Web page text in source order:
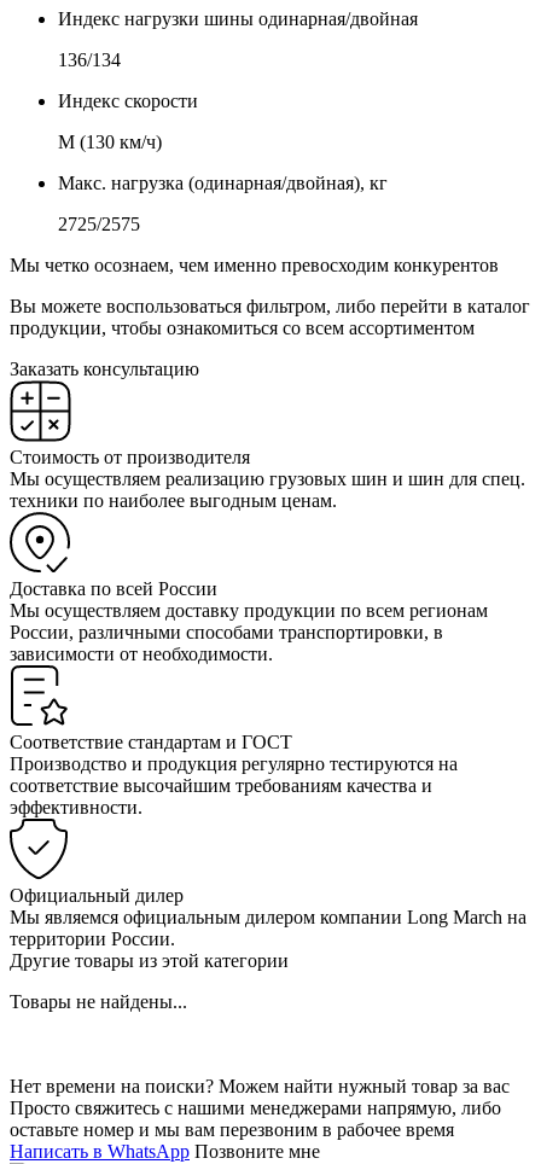
Индекс нагрузки шины одинарная/двойная
136/134
Индекс скорости
М (130 км/ч)
Макс. нагрузка (одинарная/двойная), кг
2725/2575
Мы четко осознаем, чем именно превосходим конкурентов
Вы можете воспользоваться фильтром, либо перейти в каталог
продукции, чтобы ознакомиться со всем ассортиментом
Заказать консультацию
Стоимость от производителя
Мы осуществляем реализацию грузовых шин и шин для спец.
техники по наиболее выгодным ценам.
Доставка по всей России
Мы осуществляем доставку продукции по всем регионам
России, различными способами транспортировки, в
зависимости от необходимости.
Соответствие стандартам и ГОСТ
Производство и продукция регулярно тестируются на
соответствие высочайшим требованиям качества и
эффективности.
Официальный дилер
Мы являемся официальным дилером компании Long March на
территории России.
Другие товары из этой категории
Товары не найдены...
Нет времени на поиски? Можем найти нужный товар за вас
Просто свяжитесь с нашими менеджерами напрямую, либо
оставьте номер и мы вам перезвоним в рабочее время
Написать в WhatsApp Позвоните мне